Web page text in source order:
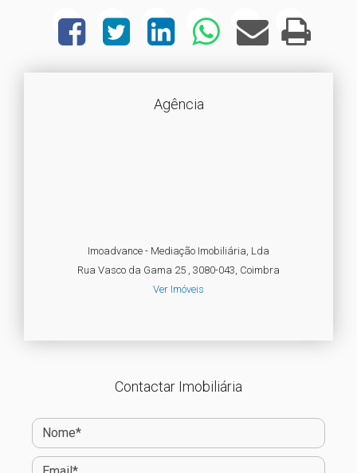
Agência
Imoadvance - Mediação Imobiliária, Lda
Rua Vasco da Gama 25 , 3080-043, Coimbra
Ver Imóveis
Contactar Imobiliária